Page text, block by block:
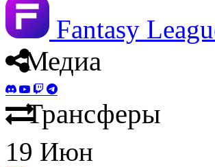
Fantasy
Медиа
Трансферы
19 Июн